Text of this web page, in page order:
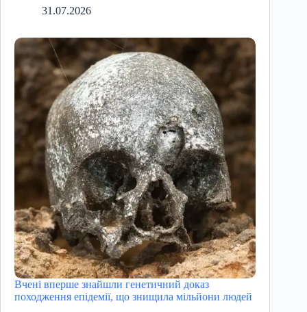
31.07.2026
Вчені вперше знайшли генетичний доказ
походження епідемії, що знищила мільйони людей